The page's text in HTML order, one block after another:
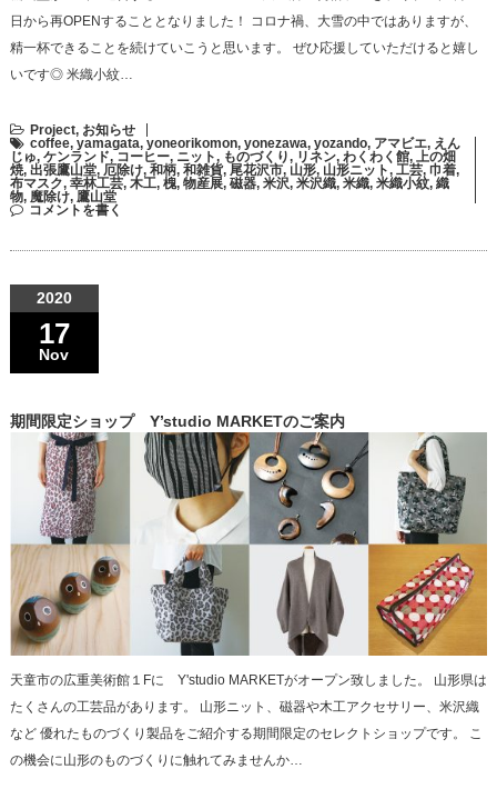
日から再OPENすることとなりました！ コロナ禍、大雪の中ではありますが、
精一杯できることを続けていこうと思います。 ぜひ応援していただけると嬉し
いです◎ 米織小紋…
Project, お知らせ
coffee, yamagata, yoneorikomon, yonezawa, yozando, アマビエ, えん
じゅ, ケンランド, コーヒー, ニット, ものづくり, リネン, わくわく館,
上の畑
焼, 出張鷹山堂, 厄除け, 和柄, 和雑貨, 尾花沢市, 山形, 山形ニット, 工芸, 巾着,
布マスク, 幸林工芸, 木工, 槐, 物産展, 磁器, 米沢, 米沢織, 米織, 米織小紋, 織
物, 魔除け, 鷹山堂
コメントを書く
2020
17
Nov
期間限定ショップ Y’studio MARKETのご案内
天童市の広重美術館１Fに Y'studio MARKETがオープン致しました。 山形県は
たくさんの工芸品があります。 山形ニット、磁器や木工アクセサリー、米沢織
など 優れたものづくり製品をご紹介する期間限定のセレクトショップです。 こ
の機会に山形のものづくりに触れてみませんか…